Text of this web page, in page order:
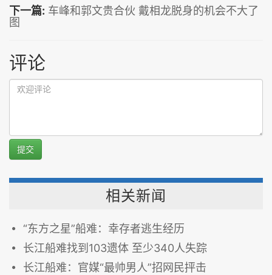
下一篇: 车峰和郭文贵合伙 戴相龙脱身的机会不大了
图
评论
提交
相关新闻
“东方之星”船难：幸存者逃生经历
长江船难找到103遗体 至少340人失踪
长江船难：官媒“最帅男人”招网民抨击